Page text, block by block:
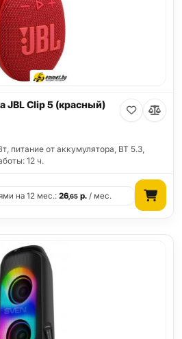
JBL Clip 5 (красный)
питание от аккумулятора, BT 5.3,
12 ч.
на 12 мес.:26,65 р. / мес.